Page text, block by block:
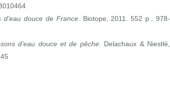
d’eau douce de France. Biotope, 2011. 552 p.. 978-
d’eau douce et de pêche. Delachaux & Niestlé,